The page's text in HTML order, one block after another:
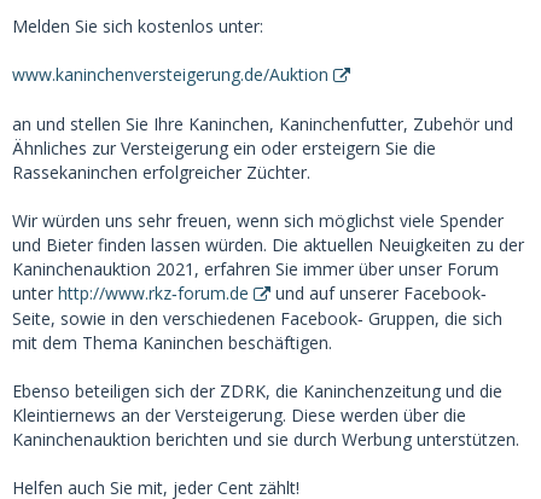
Melden Sie sich kostenlos unter:
www.kaninchenversteigerung.de/Auktion
an und stellen Sie Ihre Kaninchen, Kaninchenfutter, Zubehör und
Ähnliches zur Versteigerung ein oder ersteigern Sie die
Rassekaninchen erfolgreicher Züchter.
Wir würden uns sehr freuen, wenn sich möglichst viele Spender
und Bieter finden lassen würden. Die aktuellen Neuigkeiten zu der
Kaninchenauktion 2021, erfahren Sie immer über unser Forum
unter http://www.rkz‐forum.de
und auf unserer Facebook‐
Seite, sowie in den verschiedenen Facebook‐ Gruppen, die sich
mit dem Thema Kaninchen beschäftigen.
Ebenso beteiligen sich der ZDRK, die Kaninchenzeitung und die
Kleintiernews an der Versteigerung. Diese werden über die
Kaninchenauktion berichten und sie durch Werbung unterstützen.
Helfen auch Sie mit, jeder Cent zählt!